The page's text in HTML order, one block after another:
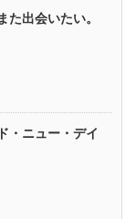
た出会いたい。
・ニュー・デイ